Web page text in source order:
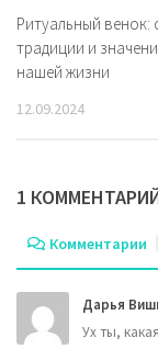
Ритуальный венок:
традиции и
нашей жизни
12.09.2024
1
Комментарии
Дарья
Ух ты,